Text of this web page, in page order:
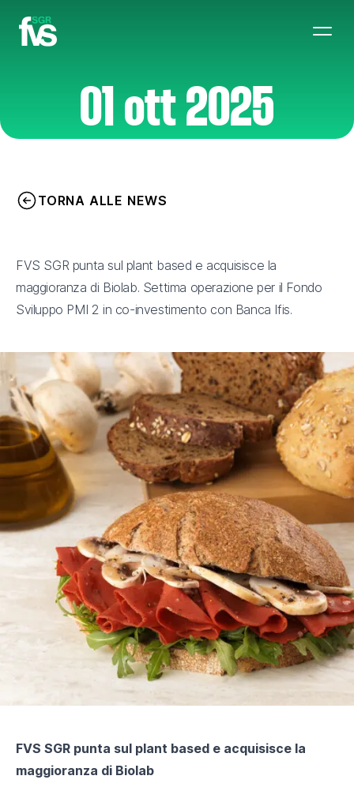
01 ott 2025
TORNA ALLE NEWS
FVS SGR punta sul plant based e acquisisce la
maggioranza di Biolab. Settima operazione per il Fondo
Sviluppo PMI 2 in co-investimento con Banca Ifis.
FVS SGR punta sul plant based e acquisisce la
maggioranza di Biolab